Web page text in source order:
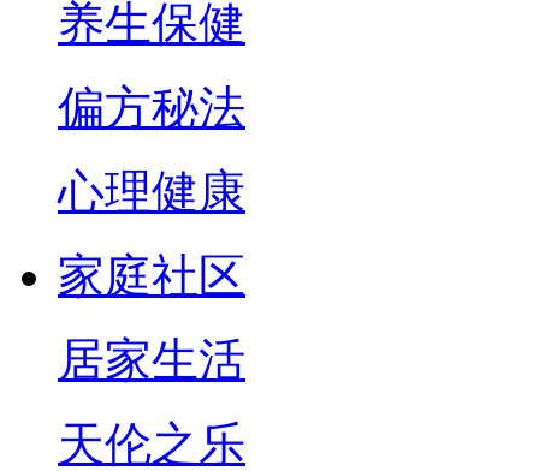
养生保健
偏方秘法
心理健康
家庭社区
居家生活
天伦之乐